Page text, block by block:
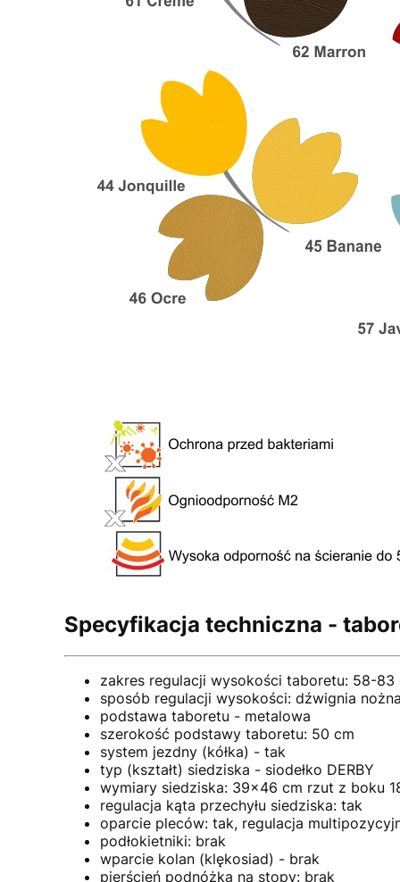
Specyfikacja techniczna -
zakres regulacji wysokości taboretu: 58-83
sposób regulacji wysokości: dźwignia
podstawa taboretu - metalowa
szerokość podstawy taboretu: 50 cm
system jezdny (kółka) - tak
typ (kształt) siedziska - siodełko DERBY
wymiary siedziska: 39x46 cm rzut z boku
regulacja kąta przechyłu siedziska: tak
oparcie pleców: tak, regulacja
podłokietniki: brak
wparcie kolan (klękosiad) - brak
pierścień podnóżka na stopy: brak